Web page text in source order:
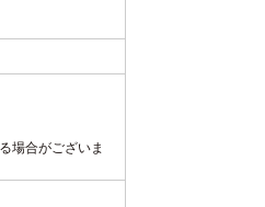
場合がございま